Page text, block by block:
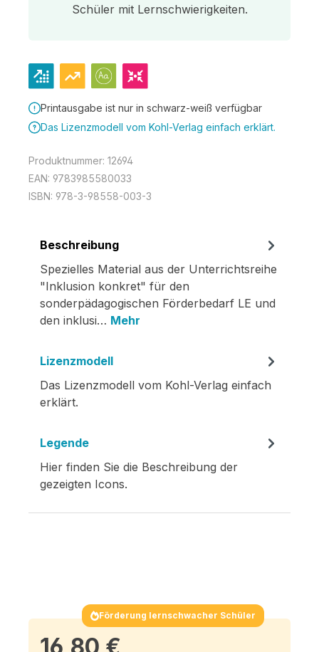
Schüler mit Lernschwierigkeiten.
Printausgabe ist nur in schwarz-weiß verfügbar
Das Lizenzmodell vom Kohl-Verlag einfach erklärt.
Produktnummer: 12694
EAN: 9783985580033
ISBN: 978-3-98558-003-3
Beschreibung
Spezielles Material aus der Unterrichtsreihe
"Inklusion konkret" für den
sonderpädagogischen Förderbedarf LE und
den inklusi… Mehr
Lizenzmodell
Das Lizenzmodell vom Kohl-Verlag einfach
erklärt.
Legende
Hier finden Sie die Beschreibung der
gezeigten Icons.
Förderung lernschwacher Schüler
16,80 €